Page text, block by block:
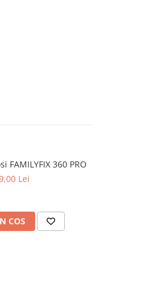
FAMILYFIX 360 PRO
Lei
COS